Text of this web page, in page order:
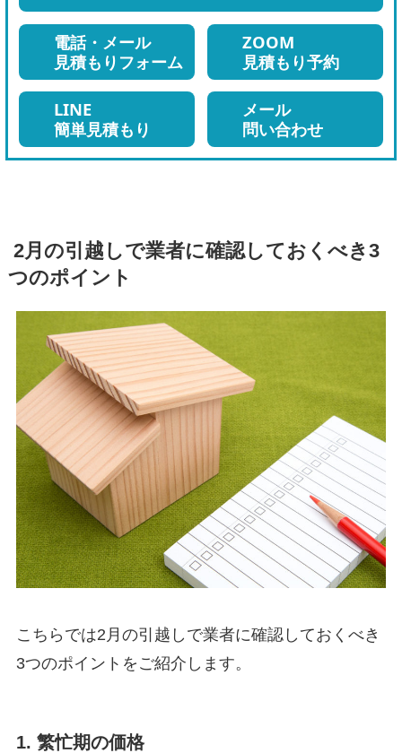
電話・メール
見積もりフォーム
ZOOM
見積もり予約
LINE
簡単見積もり
メール
問い合わせ
2月の引越しで業者に確認しておくべき3
つのポイント
こちらでは2月の引越しで業者に確認しておくべき
3つのポイントをご紹介します。
1. 繁忙期の価格